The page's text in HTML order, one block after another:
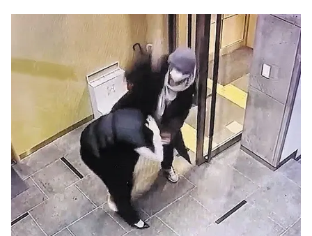
Infographic
Shorts video
VTV Money VTV Thể thao
VTV Sức khoẻ Bất động sản
Thị trường 24h Tấm lòng Việt